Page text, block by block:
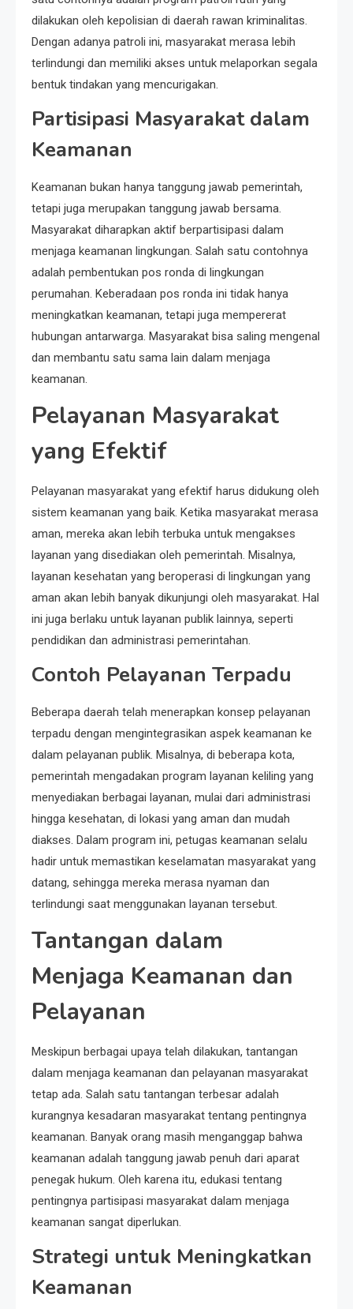
dilakukan oleh kepolisian di daerah rawan kriminalitas.
Dengan adanya patroli ini, masyarakat merasa lebih
terlindungi dan memiliki akses untuk melaporkan segala
bentuk tindakan yang mencurigakan.
Partisipasi Masyarakat dalam
Keamanan
Keamanan bukan hanya tanggung jawab pemerintah,
tetapi juga merupakan tanggung jawab bersama.
Masyarakat diharapkan aktif berpartisipasi dalam
menjaga keamanan lingkungan. Salah satu contohnya
adalah pembentukan pos ronda di lingkungan
perumahan. Keberadaan pos ronda ini tidak hanya
meningkatkan keamanan, tetapi juga mempererat
hubungan antarwarga. Masyarakat bisa saling mengenal
dan membantu satu sama lain dalam menjaga
keamanan.
Pelayanan Masyarakat
yang Efektif
Pelayanan masyarakat yang efektif harus didukung oleh
sistem keamanan yang baik. Ketika masyarakat merasa
aman, mereka akan lebih terbuka untuk mengakses
layanan yang disediakan oleh pemerintah. Misalnya,
layanan kesehatan yang beroperasi di lingkungan yang
aman akan lebih banyak dikunjungi oleh masyarakat. Hal
ini juga berlaku untuk layanan publik lainnya, seperti
pendidikan dan administrasi pemerintahan.
Contoh Pelayanan Terpadu
Beberapa daerah telah menerapkan konsep pelayanan
terpadu dengan mengintegrasikan aspek keamanan ke
dalam pelayanan publik. Misalnya, di beberapa kota,
pemerintah mengadakan program layanan keliling yang
menyediakan berbagai layanan, mulai dari administrasi
hingga kesehatan, di lokasi yang aman dan mudah
diakses. Dalam program ini, petugas keamanan selalu
hadir untuk memastikan keselamatan masyarakat yang
datang, sehingga mereka merasa nyaman dan
terlindungi saat menggunakan layanan tersebut.
Tantangan dalam
Menjaga Keamanan dan
Pelayanan
Meskipun berbagai upaya telah dilakukan, tantangan
dalam menjaga keamanan dan pelayanan masyarakat
tetap ada. Salah satu tantangan terbesar adalah
kurangnya kesadaran masyarakat tentang pentingnya
keamanan. Banyak orang masih menganggap bahwa
keamanan adalah tanggung jawab penuh dari aparat
penegak hukum. Oleh karena itu, edukasi tentang
pentingnya partisipasi masyarakat dalam menjaga
keamanan sangat diperlukan.
Strategi untuk Meningkatkan
Keamanan